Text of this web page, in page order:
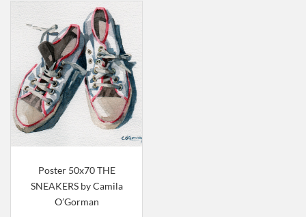
Poster 50x70 THE
SNEAKERS by Camila
O’Gorman